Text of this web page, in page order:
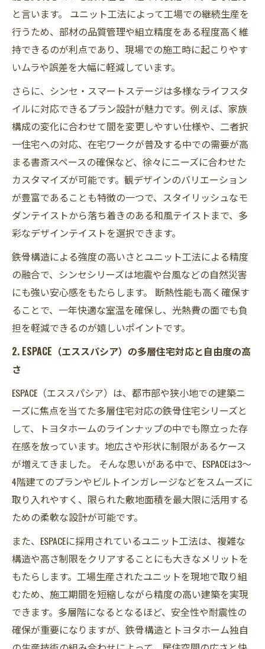
と言います。 ユニット工法によって工場での継続生産を
行うため、部材の品質管理や組立精度をある程度高く維
持できるのが利点であり、現場での施工時に起こりやす
いムラや誤差を大幅に軽減しています。
さらに、シンセ・スマートステージは多様なライフスタ
イルに対応できるプラン設計が魅力です。例えば、家族
構成の変化に合わせて間を変更しやすい仕様や、二者択
一住宅への対応、在宅ワークが普及する中での需要が高
まる書斎スペースの確保など、徐々にニーズに合わせた
カスタマイズが可能です。観デザインのバリエーション
が豊富であることも特徴の一つで、スタイリッシュなモ
ダンテイストから落ち着きのある和風テイストまで、多
彩なデザインテイストを選択できます。
鉄骨構造による強度の高いさとユニット工法による精度
の融合で、シンセシリーズは地震や台風などの自然災害
にも強い安心感をもたらします。 断熱性能も高く確保す
ることで、一年快適な室温を確保し、光熱費の面でも負
担を軽減できるのが嬉しいポイントです。
2. ESPACE（エススパシア）の多層住宅対応と自由度の高
さ
ESPACE（エススパシア）は、都市部や狭小地での建築ニ
ーズに焦点を当てた多層住宅対応の鉄骨住宅シリーズと
して、トヨタホームのラインナップの中でも際立った存
在感を放っています。地広さや形状に制限があるケース
が増えてきました。 そんな思いがある中で、ESPACEは3～
4階建てのプランやビルトインガレージなどをスムーズに
取り入れやすく、限られた敷地面積を最大限に活用する
ための柔軟な設計が可能です。
また、ESPACEに採用されているユニット工法は、複雑な
構造や高さ制限をクリアすることにも大きなメリットを
もたらします。工場生産されたユニットを現地で取り組
むため、施工期間を短縮しながら精度の高い建築を実現
できます。多層階になるとなるほど、安全性や耐震性の
確保が重要になりますが、鉄骨構造とトヨタホーム独自